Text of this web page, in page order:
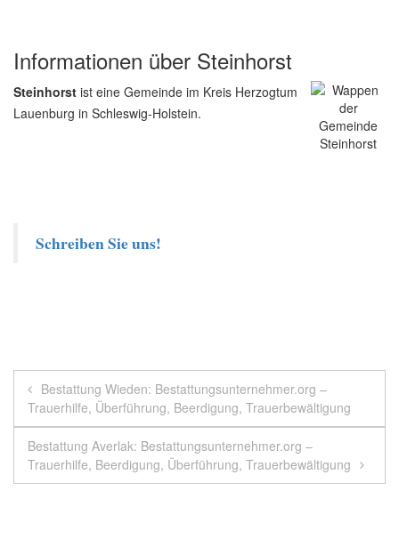
Informationen über Steinhorst
Steinhorst ist eine Gemeinde im Kreis Herzogtum
Lauenburg in Schleswig-Holstein.
Schreiben Sie uns!
Beitragsnavigation
Bestattung Wieden: Bestattungsunternehmer.org –
Trauerhilfe, Überführung, Beerdigung, Trauerbewältigung
Bestattung Averlak: Bestattungsunternehmer.org –
Trauerhilfe, Beerdigung, Überführung, Trauerbewältigung